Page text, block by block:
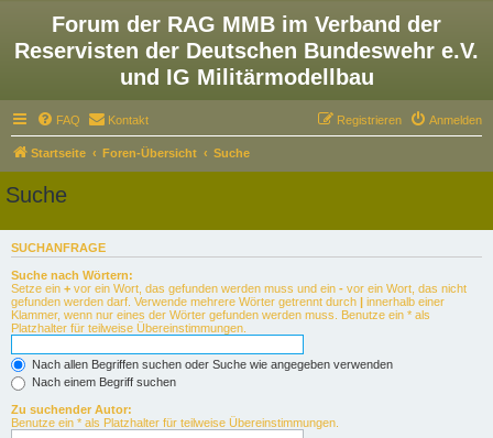
Forum der RAG MMB im Verband der
Reservisten der Deutschen Bundeswehr e.V.
und IG Militärmodellbau
FAQ Kontakt Anmelden
Registrieren
Startseite Foren-Übersicht Suche
Suche
SUCHANFRAGE
Suche nach Wörtern:
Setze ein + vor ein Wort, das gefunden werden muss und ein - vor ein Wort, das nicht
gefunden werden darf. Verwende mehrere Wörter getrennt durch | innerhalb einer
Klammer, wenn nur eines der Wörter gefunden werden muss. Benutze ein * als
Platzhalter für teilweise Übereinstimmungen.
Nach allen Begriffen suchen oder Suche wie angegeben verwenden
Nach einem Begriff suchen
Zu suchender Autor:
Benutze ein * als Platzhalter für teilweise Übereinstimmungen.